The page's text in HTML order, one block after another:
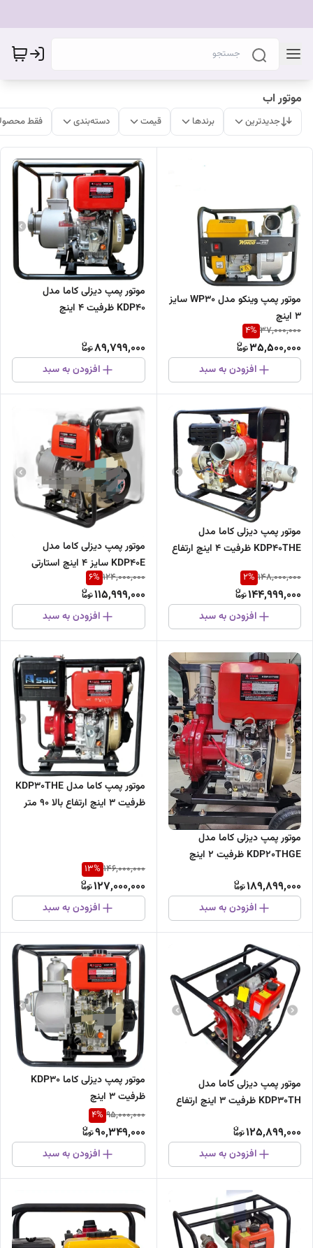
موتور اب
جدیدترین برندها قیمت دسته‌بندی فقط
موتور پمپ وینکو مدل WP30 سایز
۳ اینچ
37,000,000
4%
35,500,000
افزودن به سبد
موتور پمپ دیزلی کاما مدل
KDP40 ظرفیت ۴ اینچ
89,799,000
افزودن به سبد
موتور پمپ دیزلی کاما مدل
KDP40THE ظرفیت ۴ اینچ ارتفاع
148,000,000
2%
144,999,000
افزودن به سبد
موتور پمپ دیزلی کاما مدل
KDP40E سایز ۴ اینچ استارتی
124,000,000
6%
115,999,000
افزودن به سبد
موتور پمپ دیزلی کاما مدل
KDP20THGE ظرفیت ۲ اینچ
189,899,000
افزودن به سبد
موتور پمپ کاما مدل KDP30THE
ظرفیت ۳ اینچ ارتفاع بالا ۹۰ متر
146,000,000
13%
127,000,000
افزودن به سبد
موتور پمپ دیزلی کاما مدل
KDP30TH ظرفیت ۳ اینچ ارتفاع
125,899,000
افزودن به سبد
موتور پمپ دیزلی کاما KDP30
ظرفیت ۳ اینچ
95,000,000
4%
90,349,000
افزودن به سبد